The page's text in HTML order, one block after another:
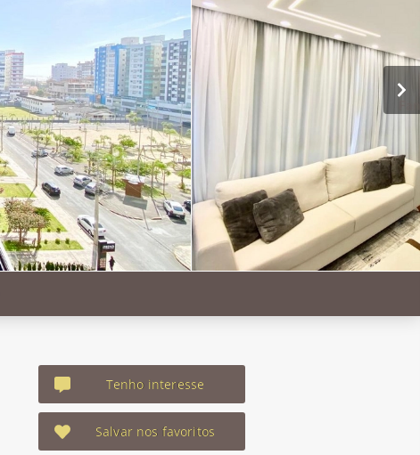
Tenho interesse
Salvar nos favoritos